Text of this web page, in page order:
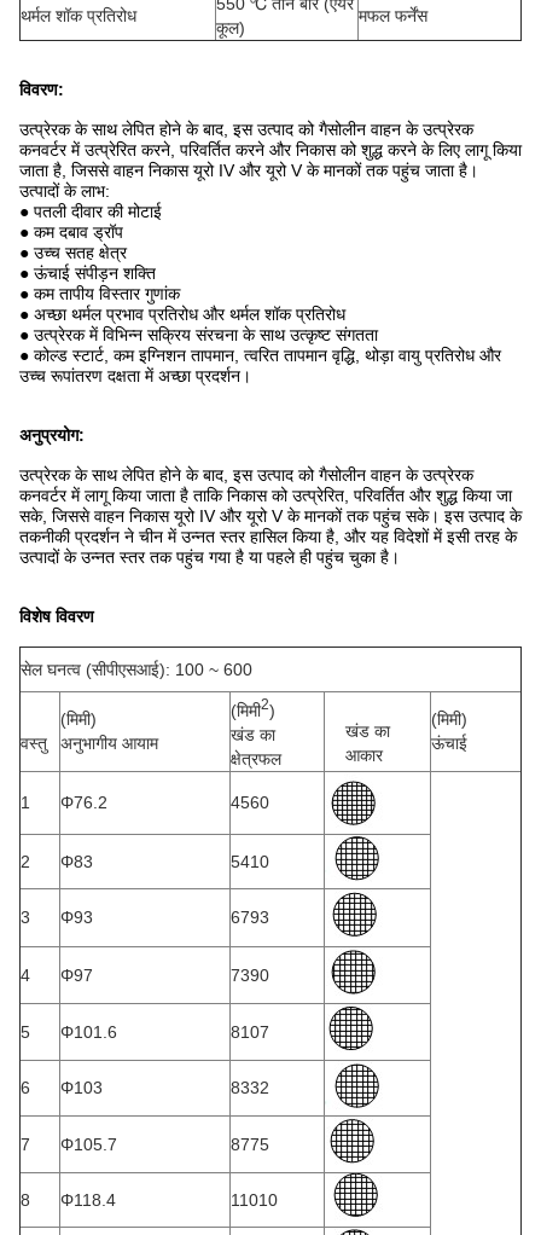
थर्मल शॉक प्रतिरोध
कूल)
मफल फर्नेंस
विवरण:
उत्प्रेरक के साथ लेपित होने के बाद, इस उत्पाद को गैसोलीन वाहन के उत्प्रेरक
कनवर्टर में उत्प्रेरित करने, परिवर्तित करने और निकास को शुद्ध करने के लिए लागू किया
जाता है, जिससे वाहन निकास यूरो IV और यूरो V के मानकों तक पहुंच जाता है।
उत्पादों के लाभ:
● पतली दीवार की मोटाई
● कम दबाव ड्रॉप
● उच्च सतह क्षेत्र
● ऊंचाई संपीड़न शक्ति
● कम तापीय विस्तार गुणांक
● अच्छा थर्मल प्रभाव प्रतिरोध और थर्मल शॉक प्रतिरोध
● उत्प्रेरक में विभिन्न सक्रिय संरचना के साथ उत्कृष्ट संगतता
● कोल्ड स्टार्ट, कम इग्निशन तापमान, त्वरित तापमान वृद्धि, थोड़ा वायु प्रतिरोध और
उच्च रूपांतरण दक्षता में अच्छा प्रदर्शन।
अनुप्रयोग:
उत्प्रेरक के साथ लेपित होने के बाद, इस उत्पाद को गैसोलीन वाहन के उत्प्रेरक
कनवर्टर में लागू किया जाता है ताकि निकास को उत्प्रेरित, परिवर्तित और शुद्ध किया जा
सके, जिससे वाहन निकास यूरो IV और यूरो V के मानकों तक पहुंच सके। इस उत्पाद के
तकनीकी प्रदर्शन ने चीन में उन्नत स्तर हासिल किया है, और यह विदेशों में इसी तरह के
उत्पादों के उन्नत स्तर तक पहुंच गया है या पहले ही पहुंच चुका है।
विशेष विवरण
सेल घनत्व (सीपीएसआई): 100 ~ 600
वस्तु
(मिमी)
अनुभागीय आयाम
(मिमी2)
खंड का
क्षेत्रफल
खंड का
आकार
(मिमी)
ऊंचाई
1 Φ76.2 4560
2 Φ83 5410
3 Φ93 6793
4 Φ97 7390
5 Φ101.6 8107
6 Φ103 8332
7 Φ105.7 8775
8 Φ118.4 11010